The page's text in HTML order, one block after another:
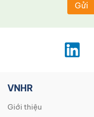
Gửi
VNHR
Giới thiệu